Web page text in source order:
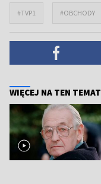
#TVP1 #OBCHODY
WIĘCEJ NA TEN TEMAT